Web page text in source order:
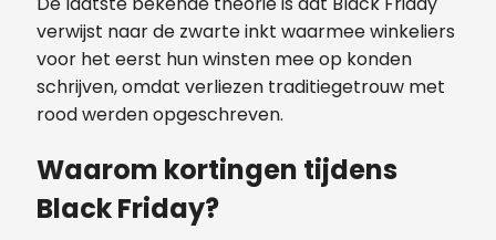
verwijst naar de zwarte inkt waarmee winkeliers
voor het eerst hun winsten mee op konden
schrijven, omdat verliezen traditiegetrouw met
rood werden opgeschreven.
Waarom kortingen tijdens
Black Friday?